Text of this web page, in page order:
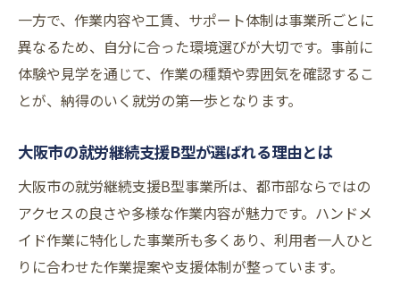
イド
就労継続支援B型事業所一覧から選ぶ際のチ
ェックポイント
ハンドメイド重視の事業所を見極める方法
自分に合う就労継続支援B型を選ぶ重要な視
点
大阪のハンドメイド作業で通いやすい事業
所の探し方
支援体制と作業内容の比較で安心を得るコ
一方で、作業内容や工賃、サポート体制は事業所ごとに
異なるため、自分に合った環境選びが大切です。事前に
体験や見学を通じて、作業の種類や雰囲気を確認するこ
とが、納得のいく就労の第一歩となります。
大阪市の就労継続支援B型が選ばれる理由とは
大阪市の就労継続支援B型事業所は、都市部ならではの
アクセスの良さや多様な作業内容が魅力です。ハンドメ
イド作業に特化した事業所も多くあり、利用者一人ひと
りに合わせた作業提案や支援体制が整っています。